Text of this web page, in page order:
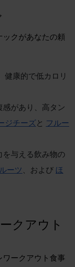
クがあなたの頼
健康的で低カロリ
があり、高タン
ジチーズと フルー
与える飲み物の
ーツ、および ほ
クアウト
ークアウト食事